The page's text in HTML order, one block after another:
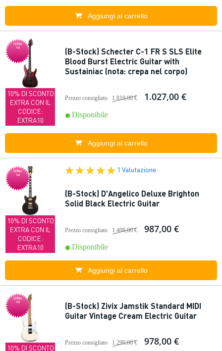
Aggiungi al carrello
Offer
ta
10% DI SCONTO
EXTRA CON IL
CODICE:
EXTRA10
(B-Stock) Schecter C-1 FR S SLS Elite
Blood Burst Electric Guitar with
Sustainiac (nota: crepa nel corpo)
Prezzo consigliato 1.819,00 € 1.027,00 €
Disponibile
Aggiungi al carrello
Offer
ta
10% DI SCONTO
EXTRA CON IL
CODICE:
EXTRA10
1 Valutazione
(B-Stock) D'Angelico Deluxe Brighton
Solid Black Electric Guitar
Prezzo consigliato 1.409,00 € 987,00 €
Disponibile
Aggiungi al carrello
Offer
ta
10% DI SCONTO
(B-Stock) Zivix Jamstik Standard MIDI
Guitar Vintage Cream Electric Guitar
Prezzo consigliato 1.299,00 € 978,00 €